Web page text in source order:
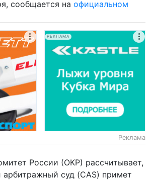
сообщается на официальном
РЕКЛАМА
Реклама
России (ОКР) рассчитывает,
арбитражный суд (CAS) примет